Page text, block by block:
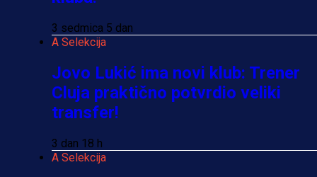
3 sedmica 5 dan
A Selekcija
Jovo Lukić ima novi klub: Trener
Cluja praktično potvrdio veliki
transfer!
3 dan 18 h
A Selekcija